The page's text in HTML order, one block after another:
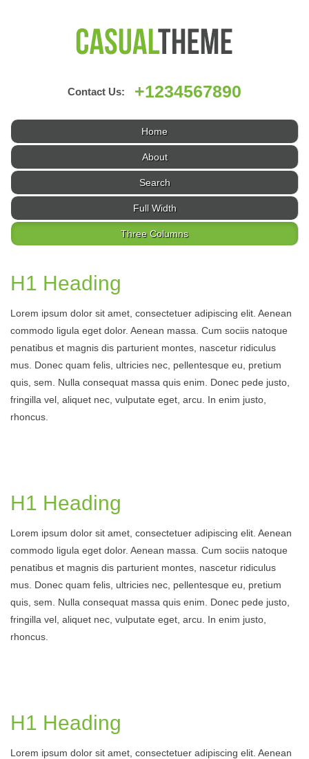
Contact Us: +1234567890
Home
About
Search
Full Width
Three Columns
H1 Heading
Lorem ipsum dolor sit amet, consectetuer adipiscing elit. Aenean
commodo ligula eget dolor. Aenean massa. Cum sociis natoque
penatibus et magnis dis parturient montes, nascetur ridiculus
mus. Donec quam felis, ultricies nec, pellentesque eu, pretium
quis, sem. Nulla consequat massa quis enim. Donec pede justo,
fringilla vel, aliquet nec, vulputate eget, arcu. In enim justo,
rhoncus.
H1 Heading
Lorem ipsum dolor sit amet, consectetuer adipiscing elit. Aenean
commodo ligula eget dolor. Aenean massa. Cum sociis natoque
penatibus et magnis dis parturient montes, nascetur ridiculus
mus. Donec quam felis, ultricies nec, pellentesque eu, pretium
quis, sem. Nulla consequat massa quis enim. Donec pede justo,
fringilla vel, aliquet nec, vulputate eget, arcu. In enim justo,
rhoncus.
H1 Heading
Lorem ipsum dolor sit amet, consectetuer adipiscing elit. Aenean